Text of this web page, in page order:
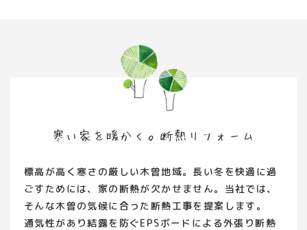
寒い家を暖かく。断熱リフォーム
標高が高く寒さの厳しい木曽地域。長い冬を快適に過
ごすためには、家の断熱が欠かせません。当社では、
そんな木曽の気候に合った断熱工事を提案します。
通気性があり結露を防ぐEPSボードによる外張り断熱